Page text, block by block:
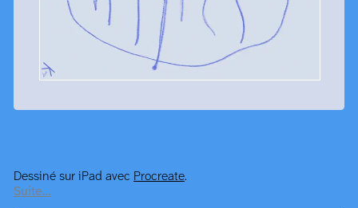
Dessiné sur iPad avec Procreate.
Suite…